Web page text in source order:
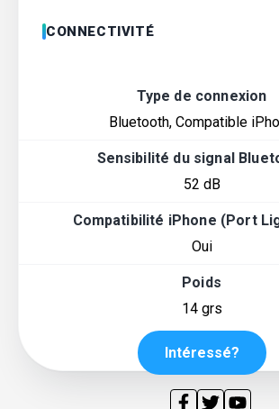
CONNECTIVITÉ
Type de connexion
Bluetooth, Compatible
Sensibilité du signal
52 dB
Compatibilité iPhone (Port
Oui
Poids
14 grs
Intéressé?